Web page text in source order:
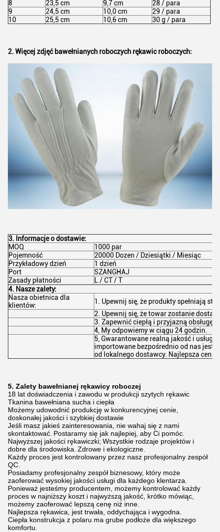
8 23,5 cm 9,7 cm
28 / para
9
24,5 cm 10,0 cm
29 / para
10
25,5 cm 10,6 cm 30 g / para
2. Więcej zdjęć bawełnianych roboczych rękawic roboczych:
3. Informacje o dostawie:
MOQ
1000 par
Pojemność
20000 Dozen / Dziesiątki / Miesiąc
Przykładowy dzień
1 dzień
Port
SZANGHAJ
Zasady płatności
L / CT / T
4. Nasze zalety:
Nasza obietnica dla
klientów:
1. Upewnij się, że produkty spełniają
2. Upewnij się, że towar zostanie
3. Zapewnić ciepłą i przyjazną obsługę i
4, My odpowiemy w ciągu 24 godzin.
5, Gwarantowane realną jakość i usługi,
importowane bezpośrednio od nas jest
od lokalnego dostawcy. Najlepsza cena
5. Zalety bawełnianej rękawicy roboczej
18 lat doświadczenia i zawodu w produkcji szytych rękawic
Tkanina bawełniana sucha i ciepła
Możemy udowodnić produkcję w konkurencyjnej cenie,
doskonałej jakości i szybkiej dostawie
Jeśli masz jakieś zainteresowania, nie wahaj się z nami
skontaktować. Postaramy się jak najlepiej, aby Ci pomóc.
Najwyższej jakości rękawiczki; Wszystkie rodzaje projektów i
dobre dla środowiska. Zdrowe i ekologiczne.
Każdy proces jest kontrolowany przez nasz profesjonalny zespół
QC.
Posiadamy profesjonalny zespół biznesowy, który może
zaoferować wysokiej jakości usługi dla każdego klentarza.
Ponieważ jesteśmy producentem, możemy kontrolować każdy
proces w najniższy koszt i najwyższą jakość, krótko mówiąc,
możemy zaoferować lepszą cenę niż inne.
Najlepsza rękawica, jest trwała, oddychająca i wygodna.
Ciepła konstrukcja z polaru ma grube podłoże dla większego
komfortu.